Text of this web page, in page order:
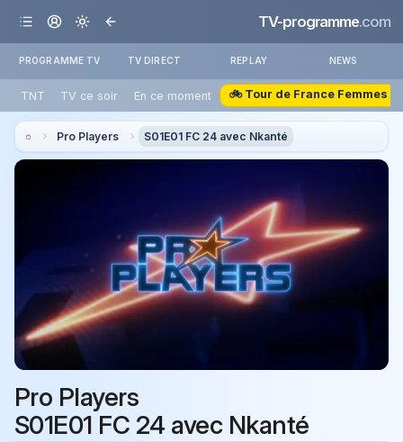
TV-programme.com
PROGRAMME TV TV DIRECT REPLAY NEWS
TNT TV ce soir En ce moment 🚲 Tour de France Femmes
Pro Players S01E01 FC 24 avec Nkanté
Pro Players
S01E01 FC 24 avec Nkanté